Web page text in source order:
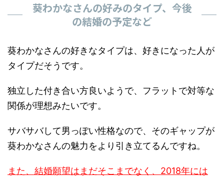
葵わかなさんの好みのタイプ、今後
の結婚の予定など
葵わかなさんの好きなタイプは、好きになった人が
タイプだそうです。
独立した付き合い方良いようで、フラットで対等な
関係が理想みたいです。
サバサバして男っぽい性格なので、そのギャップが
葵わかなさんの魅力をより引き立てるんですね。
また、結婚願望はまだそこまでなく、2018年には